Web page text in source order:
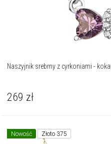
Naszyjnik srebrny z cyrkoniami -
269 zł
Nowość Złoto 375